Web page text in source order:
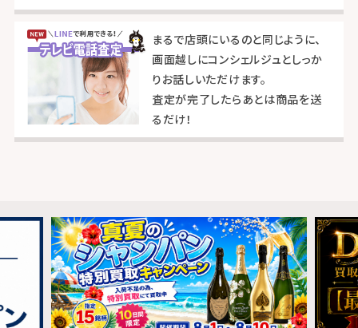
まるで店頭にいるのと同じように、
画面越しにコンシェルジュとしっか
りお話しいただけます。
査定が完了したらあとは商品を送
るだけ！